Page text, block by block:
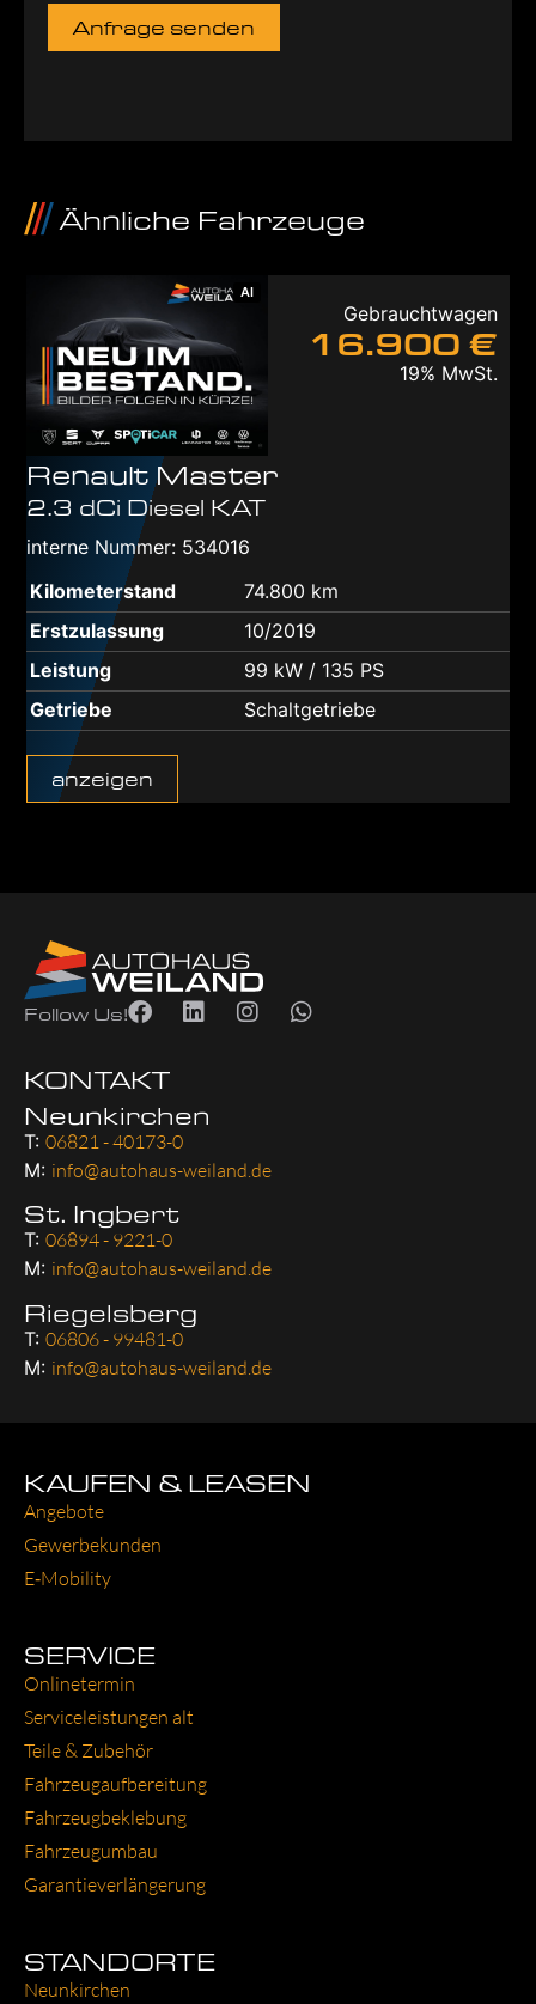
Anfrage senden
Ähnliche Fahrzeuge
AI
Gebrauchtwagen
16.900 €
19% MwSt.
Renault Master
2.3 dCi Diesel KAT
interne Nummer: 534016
Kilometerstand
74.800 km
Erstzulassung
10/2019
Leistung
99 kW / 135 PS
Getriebe
Schaltgetriebe
anzeigen
Follow Us!
KONTAKT
Neunkirchen
T: 06821 - 40173-0
M: info@autohaus-weiland.de
St. Ingbert
T: 06894 - 9221-0
M: info@autohaus-weiland.de
Riegelsberg
T: 06806 - 99481-0
M: info@autohaus-weiland.de
KAUFEN & LEASEN
Ange­bo­te
Gewer­be­kun­den
E‑Mobility
SERVICE
Online­ter­min
Ser­vice­leis­tun­gen alt
Tei­le & Zube­hör
Fahr­zeug­auf­be­rei­tung
Fahr­zeug­be­kle­bung
Fahr­zeug­um­bau
Garantie­verlängerung
STANDORTE
Neun­kir­chen